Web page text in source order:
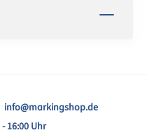
info@markingshop.de
- 16:00 Uhr